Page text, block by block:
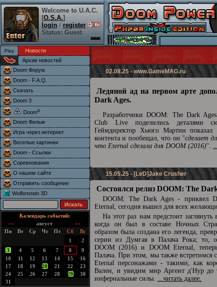
Welcome to U.A.C.
[O.S.A.]
login / register
Status: Guest
Новости
Архив новостей
Doom Форум
Doom - F.A.Q.
Скачать
Doom 3
Doom®
Doom Фильм
Игра через интернет
Веселые картинки
Doom - Ссылки
Соревнования
О нашем сайте
Отправить сообщение
Wolfenstein 3D
Календарь событий:
««
август
»»
Пн
Вт Ср Чт Пт Сб
Вс
1
2
3
4 5 6 7 8
9
10
11 12 13 14 15
16
17
18 19 20 21 22
23
24
25 26 27 28 29
30
31
02.08.25 -www.GameMAG.ru
Ледяной ад на первом арте
Dark Ages.
Разработчики DOOM: The Dark
Club Live поделились деталями
Геймдиректор Хьюго Мартин показал
контента и пообещал, что он "сделает
что Eternal сделала для DOOM (2016)".
15.05.25 - [LeD]Jake Crusher
Состоялся релиз DOOM: The
DOOM: The Dark Ages - приквел
Eternal, сегодня вышел для всех
На этот раз нам предстоит
когда он был в составе Ночных
образом была создана его легенда,
серии из Думгая в Палача Рока; то, о
DOOM (2016) и DOOM Eternal,
Палача. При этом, мы также встретимся
Eternal персонажами - такими, как
Вален, и увидим мир Аргент д'Нур до
инфернальные силы. ...читать далее.